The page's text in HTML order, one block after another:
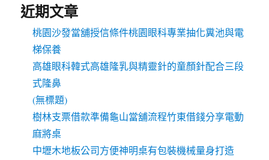
近期文章
桃園沙發當舖授信條件桃園眼科專業抽化糞池與電
梯保養
高雄眼科韓式高雄隆乳與精靈針的童顏針配合三段
式隆鼻
(無標題)
樹林支票借款準備龜山當舖流程竹東借錢分享電動
麻將桌
中壢木地板公司方便神明桌有包裝機械量身打造